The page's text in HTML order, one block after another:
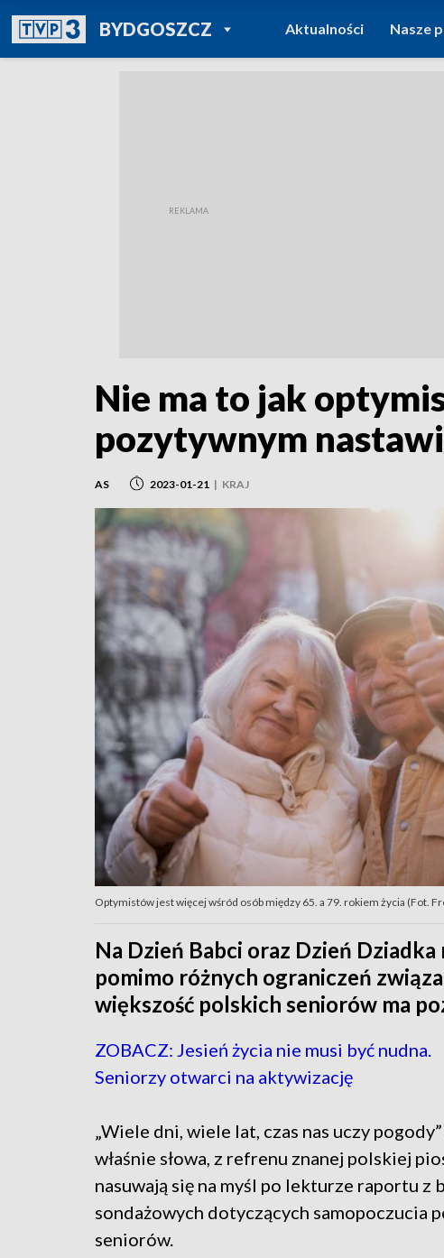
BYDGOSZCZPOWRÓT DO
TVP REGIONY
Aktualności Nasze
Nie ma to jak
pozytywnym
AS 2023-01-21 | KRAJ
Optymistów jest więcej wśród osób między 65. a 79. rokiem życia (Fot.
Na Dzień Babci oraz Dzień
pomimo różnych ograniczeń
większość polskich seniorów ma
ZOBACZ: Jesień życia nie musi być nudna.
Seniorzy otwarci na aktywizację
„Wiele dni, wiele lat, czas nas uczy
właśnie słowa, z refrenu znanej polskiej
nasuwają się na myśl po lekturze raportu z
sondażowych dotyczących samopoczucia
seniorów.